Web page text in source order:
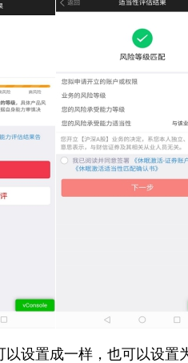
设置成一样，也可以设置